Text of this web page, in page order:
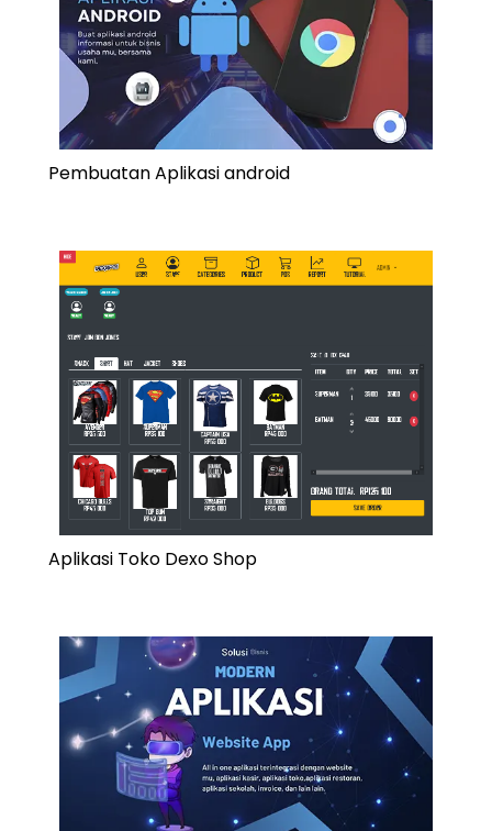
Pembuatan Aplikasi android
Aplikasi Toko Dexo Shop